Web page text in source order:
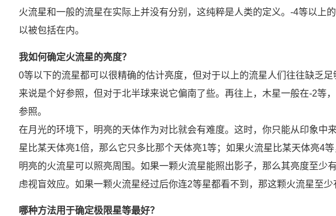
火流星和一般的流星在实际上并没有分别，这纯粹是人类的定义。-4等以上
以被包括在内。
我如何确定火流星的亮度？
0等以下的流星都可以很精确的估计亮度，但对于以上的流星人们往往缺乏
来说是个好参照，但对于北半球来说它偏南了些。再往上，木星一般在-2等
参照。
在月光的环境下，明亮的天体作为对比就会有难度。这时，你只能从印象中
星比某天体亮1倍，那么它只多比那个天体亮1等；如果火流星比某天体亮4
明亮的火流星可以照亮周围。如果一颗火流星能照出影子，那么其亮度至少
虑视盲效应。如果一颗火流星经过后你连2等星都看不到，那这颗火流星至少
哪种方法用于确定极限星等最好？